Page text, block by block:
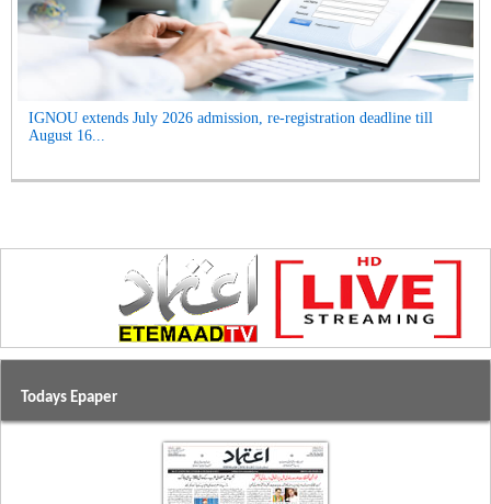
IGNOU extends July 2026 admission, re-registration deadline till
August 16...
Todays Epaper